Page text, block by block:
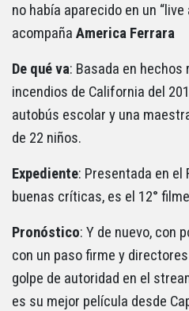
no había aparecido en un
acompaña America Ferrara
De qué va: Basada en
incendios de California del
autobús escolar y una
de 22 niños.
Expediente: Presentada en el
buenas críticas, es el 12°
Pronóstico: Y de nuevo, con
con un paso firme y
golpe de autoridad en el
es su mejor película desde